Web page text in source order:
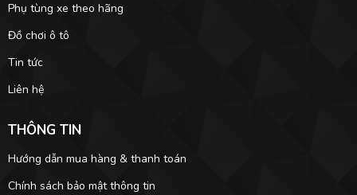
Phụ tùng xe theo hãng
Đồ chơi ô tô
Tin tức
Liên hệ
THÔNG TIN
Hướng dẫn mua hàng & thanh toán
Chính sách bảo mật thông tin